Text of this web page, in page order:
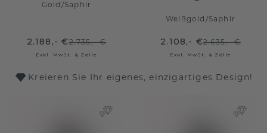
Gold /Saphir
2.188,- €2.735,- €
Exkl. MwSt. & Zölle
Weißgold /Saphir
2.108,- €2.635,- €
Exkl. MwSt. & Zölle
Kreieren Sie Ihr eigenes, einzigartiges Design!